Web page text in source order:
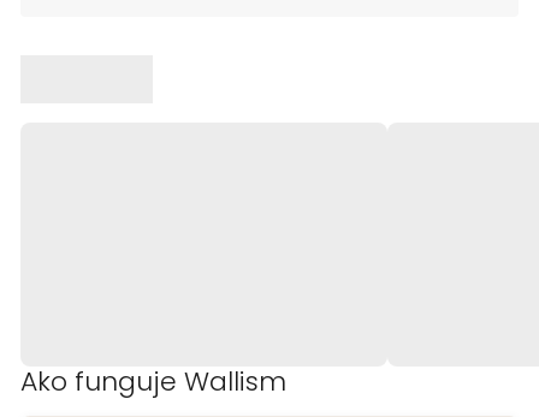
Ako funguje Wallism